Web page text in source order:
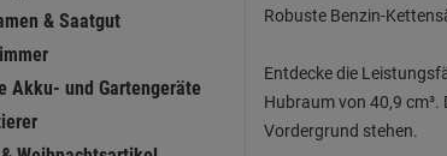
& Saatgut
Akku- und Gartengeräte
Robuste Benzin-
Entdecke die
Hubraum von 40,9
Vordergrund stehen.